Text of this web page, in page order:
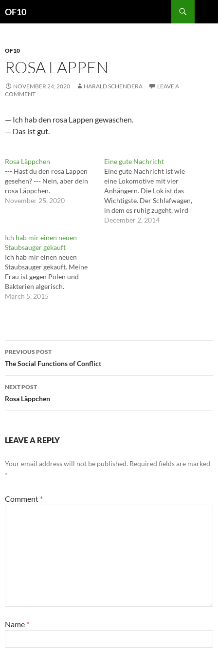
OF10
OF10
ROSA LAPPEN
NOVEMBER 24, 2020 HARALD SCHENDERA
LEAVE A
COMMENT
— Ich hab den rosa Lappen gewaschen.
— Das ist gut.
Rosa Läppchen
--- Hast du den rosa Lappen
gesehen? --- Nein, aber dein
rosa Läppchen.
November 25, 2020
Eine gute Nachricht
Eine gute Nachricht ist wie
eine Lokomotive mit vier
Anhängern. Die Lok ist das
Wichtigste. Der Schlafwagen,
in dem es ruhig zugeht, wird
nie direkt an die laute Lok
December 2, 2014
Ich hab mir einen neuen
Staubsauger gekauft
Ich hab mir einen neuen
Staubsauger gekauft. Meine
Frau ist gegen Polen und
Bakterien algerisch.
March 5, 2015
Post
navigation
PREVIOUS POST
The Social Functions of Conflict
NEXT POST
Rosa Läppchen
LEAVE A REPLY
Your email address will not be published. Required fields are marked
*
Comment *
Name *